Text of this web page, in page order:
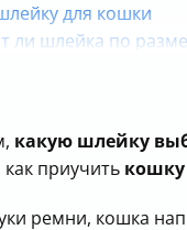
для кошки
ли шлейка по
а не к
восьмёрку
комбинезон
шлейку
кошку к шлейке
какую шлейку
приучить кошку
ремни, кошка